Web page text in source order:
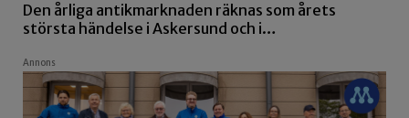
Den årliga antikmarknaden räknas som årets
största händelse i Askersund och i…
Annons